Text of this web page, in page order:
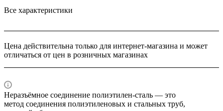
Все характеристики
Цена действительна только для интернет-магазина и может
отличаться от цен в розничных магазинах
Неразъёмное соединение полиэтилен-сталь — это
метод соединения полиэтиленовых и стальных труб,